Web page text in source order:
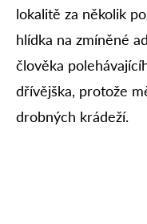
lokalitě za několik
hlídka na zmíněné
člověka
dřívějška, protože
drobných krádeží.